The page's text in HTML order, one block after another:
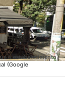
o estabelecimento
(Google